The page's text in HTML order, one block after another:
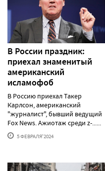
В России праздник:
приехал знаменитый
американский
исламофоб
В Россию приехал Такер
Карлсон, американский
"журналист", бывший ведущий
Fox News. Ажиотаж среди z-......
5 ФЕВРАЛЯ'2024